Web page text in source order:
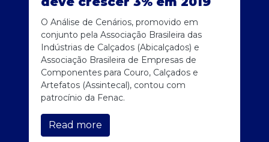
O Análise de Cenários, promovido em
conjunto pela Associação Brasileira das
Indústrias de Calçados (Abicalçados) e
Associação Brasileira de Empresas de
Componentes para Couro, Calçados e
Artefatos (Assintecal), contou com
patrocínio da Fenac.
Read more